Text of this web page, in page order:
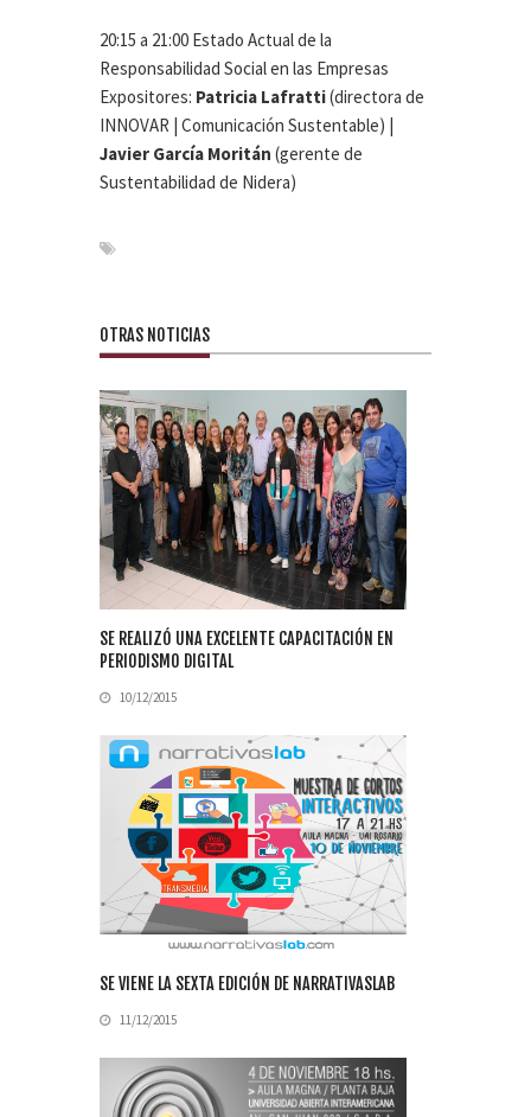
20:15 a 21:00 Estado Actual de la
Responsabilidad Social en las Empresas
Expositores: Patricia Lafratti(directora de
INNOVAR | Comunicación Sustentable) |
Javier García Moritán (gerente de
Sustentabilidad de Nidera)
OTRAS NOTICIAS
SE REALIZÓ UNA EXCELENTE CAPACITACIÓN EN
PERIODISMO DIGITAL
10/12/2015
SE VIENE LA SEXTA EDICIÓN DE NARRATIVASLAB
11/12/2015